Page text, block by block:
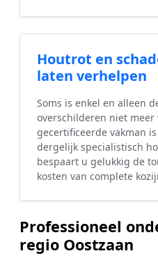
Houtrot en
laten verhelpen
Soms is enkel en alleen
overschilderen niet meer
gecertificeerde vakman
dergelijk specialistisch
bespaart u gelukkig de
kosten van complete
Professioneel
regio Oostzaan